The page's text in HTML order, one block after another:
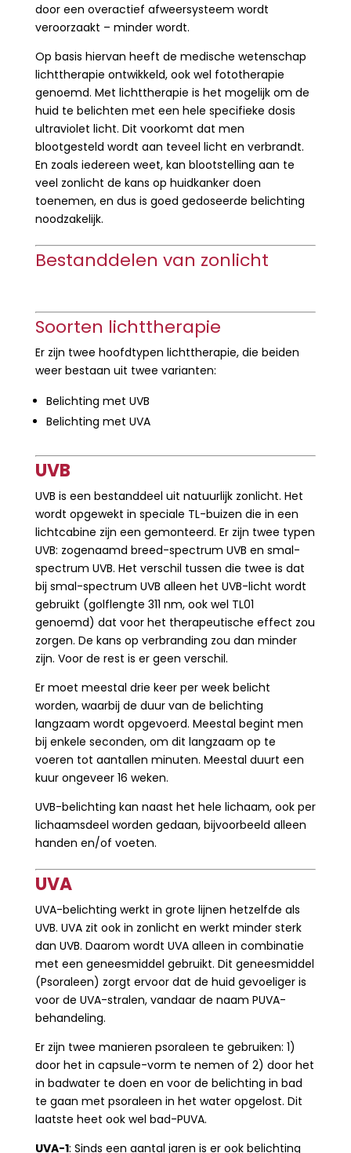
door een overactief afweersysteem wordt
veroorzaakt – minder wordt.
Op basis hiervan heeft de medische wetenschap
lichttherapie ontwikkeld, ook wel fototherapie
genoemd. Met lichttherapie is het mogelijk om de
huid te belichten met een hele specifieke dosis
ultraviolet licht. Dit voorkomt dat men
blootgesteld wordt aan teveel licht en verbrandt.
En zoals iedereen weet, kan blootstelling aan te
veel zonlicht de kans op huidkanker doen
toenemen, en dus is goed gedoseerde belichting
noodzakelijk.
Bestanddelen van zonlicht
Soorten lichttherapie
Er zijn twee hoofdtypen lichttherapie, die beiden
weer bestaan uit twee varianten:
Belichting met UVB
Belichting met UVA
UVB
UVB is een bestanddeel uit natuurlijk zonlicht. Het
wordt opgewekt in speciale TL-buizen die in een
lichtcabine zijn een gemonteerd. Er zijn twee typen
UVB: zogenaamd breed-spectrum UVB en smal-
spectrum UVB. Het verschil tussen die twee is dat
bij smal-spectrum UVB alleen het UVB-licht wordt
gebruikt (golflengte 311 nm, ook wel TL01
genoemd) dat voor het therapeutische effect zou
zorgen. De kans op verbranding zou dan minder
zijn. Voor de rest is er geen verschil.
Er moet meestal drie keer per week belicht
worden, waarbij de duur van de belichting
langzaam wordt opgevoerd. Meestal begint men
bij enkele seconden, om dit langzaam op te
voeren tot aantallen minuten. Meestal duurt een
kuur ongeveer 16 weken.
UVB-belichting kan naast het hele lichaam, ook per
lichaamsdeel worden gedaan, bijvoorbeeld alleen
handen en/of voeten.
UVA
UVA-belichting werkt in grote lijnen hetzelfde als
UVB. UVA zit ook in zonlicht en werkt minder sterk
dan UVB. Daarom wordt UVA alleen in combinatie
met een geneesmiddel gebruikt. Dit geneesmiddel
(Psoraleen) zorgt ervoor dat de huid gevoeliger is
voor de UVA-stralen, vandaar de naam PUVA-
behandeling.
Er zijn twee manieren psoraleen te gebruiken: 1)
door het in capsule-vorm te nemen of 2) door het
in badwater te doen en voor de belichting in bad
te gaan met psoraleen in het water opgelost. Dit
laatste heet ook wel bad-PUVA.
UVA-1: Sinds een aantal jaren is er ook belichting